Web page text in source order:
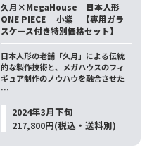
久月×MegaHouse 日本人形
ONE PIECE 小紫 【専用ガラ
スケース付き特別価格セット】
日本人形の老舗「久月」による伝統
的な製作技術と、メガハウスのフィ
ギュア制作のノウハウを融合させた
…
2024年3月下旬
217,800円(税込・送料別)